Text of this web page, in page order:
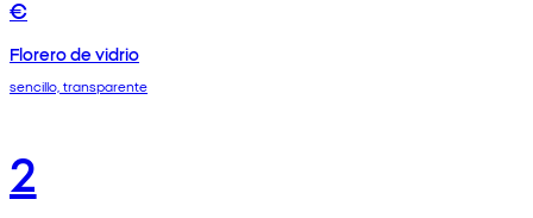
€
Florero de vidrio
sencillo, transparente
2